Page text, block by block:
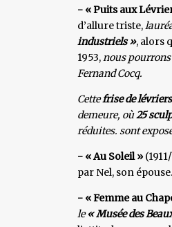
- « Puits aux
d’allure triste,
industriels », alors
1953,nous
Fernand Cocq.
Cettefrise de lévriers
demeure, où25
réduites. sont
- « Au Soleil »
par Nel, son épouse.
- « Femme au
le« Musée des